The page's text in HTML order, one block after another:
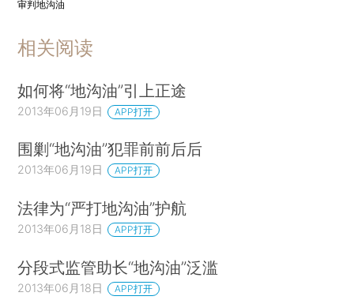
审判地沟油
相关阅读
如何将“地沟油”引上正途
2013年06月19日 APP打开
围剿“地沟油”犯罪前前后后
2013年06月19日 APP打开
法律为“严打地沟油”护航
2013年06月18日 APP打开
分段式监管助长“地沟油”泛滥
2013年06月18日 APP打开